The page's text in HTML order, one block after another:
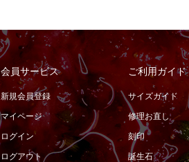
会員サービス
新規会員登録
マイページ
ログイン
ログアウト
ご利用ガイド
サイズガイド
修理お直し
刻印
誕生石